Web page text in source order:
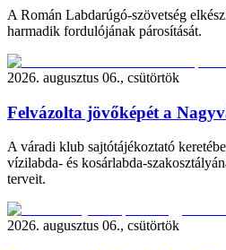
A Román Labdarúgó-szövetség
harmadik fordulójának párosítását.
2026. augusztus 06., csütörtök
Felvázolta jövőképét a
A váradi klub sajtótájékoztató
vízilabda- és kosárlabda-
terveit.
2026. augusztus 06., csütörtök